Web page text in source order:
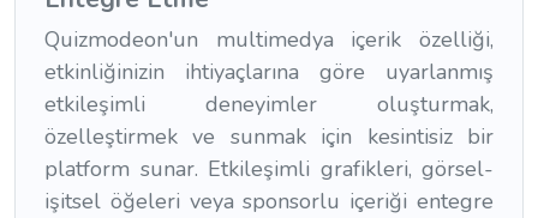
Quizmodeon'un multimedya içerik özelliği,
etkinliğinizin ihtiyaçlarına göre uyarlanmış
etkileşimli deneyimler oluşturmak,
özelleştirmek ve sunmak için kesintisiz bir
platform sunar. Etkileşimli grafikleri, görsel-
işitsel öğeleri veya sponsorlu içeriği entegre